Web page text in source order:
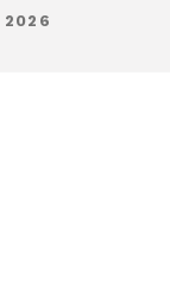
2026